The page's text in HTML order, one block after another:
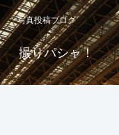
写真投稿ブログ
撮りパシャ！